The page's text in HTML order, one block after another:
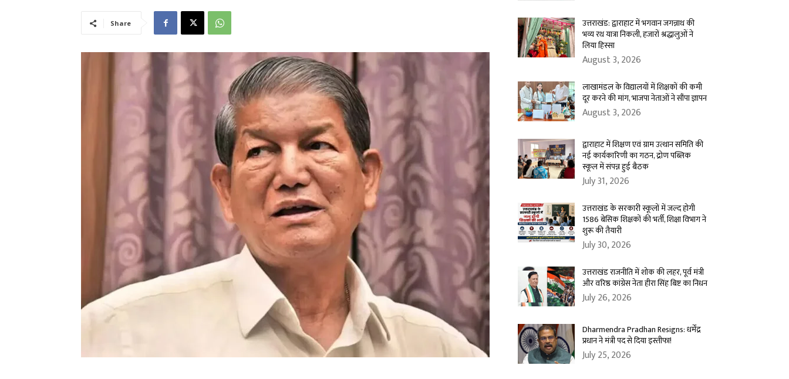
Share
उत्तराखंड: द्वाराहाट में भगवान जगन्नाथ की
भव्य रथ यात्रा निकली, हजारों श्रद्धालुओं ने
लिया हिस्सा
August 3, 2026
लाखामंडल के विद्यालयों में शिक्षकों की कमी
दूर करने की मांग, भाजपा नेताओं ने सौंपा ज्ञापन
August 3, 2026
द्वाराहाट में शिक्षण एवं ग्राम उत्थान समिति की
नई कार्यकारिणी का गठन, द्रोण पब्लिक
स्कूल में संपन्न हुई बैठक
July 31, 2026
उत्तराखंड के सरकारी स्कूलों में जल्द होगी
1586 बेसिक शिक्षकों की भर्ती, शिक्षा विभाग ने
शुरू की तैयारी
July 30, 2026
उत्तराखंड राजनीति में शोक की लहर, पूर्व मंत्री
और वरिष्ठ कांग्रेस नेता हीरा सिंह बिष्ट का निधन
July 26, 2026
Dharmendra Pradhan Resigns: धर्मेंद्र
प्रधान ने मंत्री पद से दिया इस्तीफा!
July 25, 2026